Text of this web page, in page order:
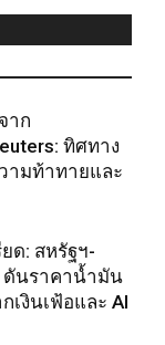
าก
ทิศทาง
ามท้าทายและ
ด: สหรัฐฯ-
ดันราคาน้ำมัน
งินเฟ้อและ AI